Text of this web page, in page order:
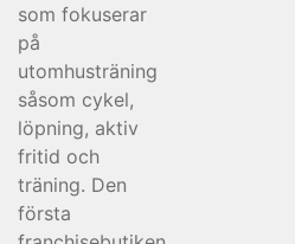
som fokuserar
på
utomhusträning
såsom cykel,
löpning, aktiv
fritid och
träning. Den
första